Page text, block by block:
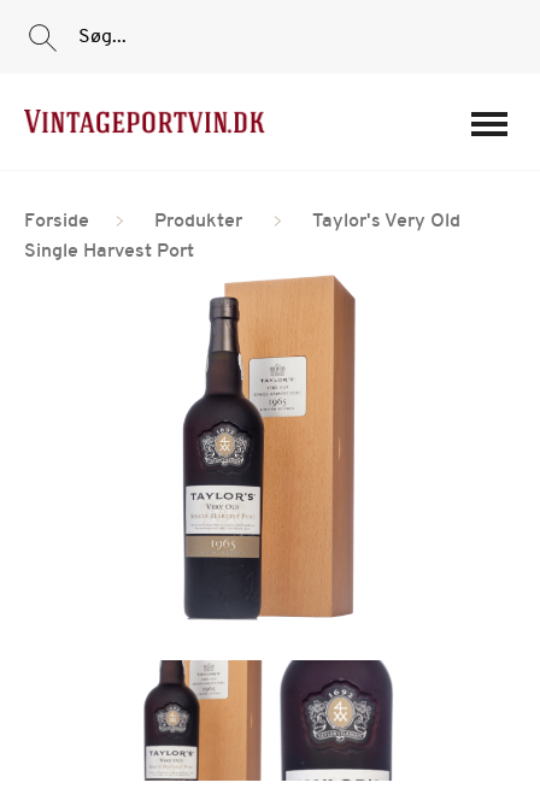
Portvinshuse
Min Konto
Søg...
Forside Produkter
Taylor's Very Old
Single Harvest Port